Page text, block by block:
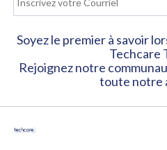
Soyez le premier à savoir
Techcare
Rejoignez notre
toute notre